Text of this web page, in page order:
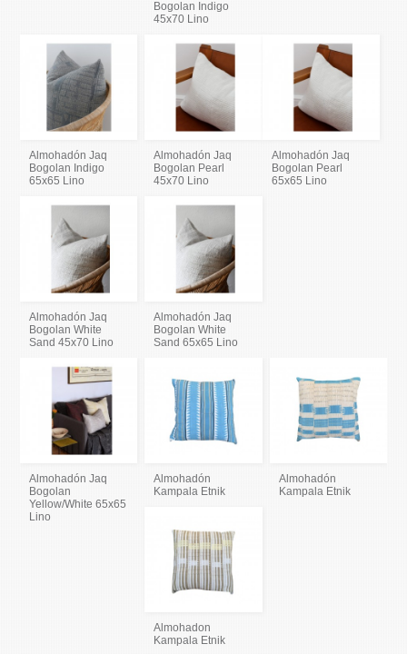
Bogolan Indigo
45x70 Lino
Almohadón Jaq
Bogolan Indigo
65x65 Lino
Almohadón Jaq
Bogolan Pearl
45x70 Lino
Almohadón Jaq
Bogolan Pearl
65x65 Lino
Almohadón Jaq
Bogolan White
Sand 45x70 Lino
Almohadón Jaq
Bogolan White
Sand 65x65 Lino
Almohadón Jaq
Bogolan
Yellow/White 65x65
Lino
Almohadón
Kampala Etnik
Almohadón
Kampala Etnik
Almohadon
Kampala Etnik